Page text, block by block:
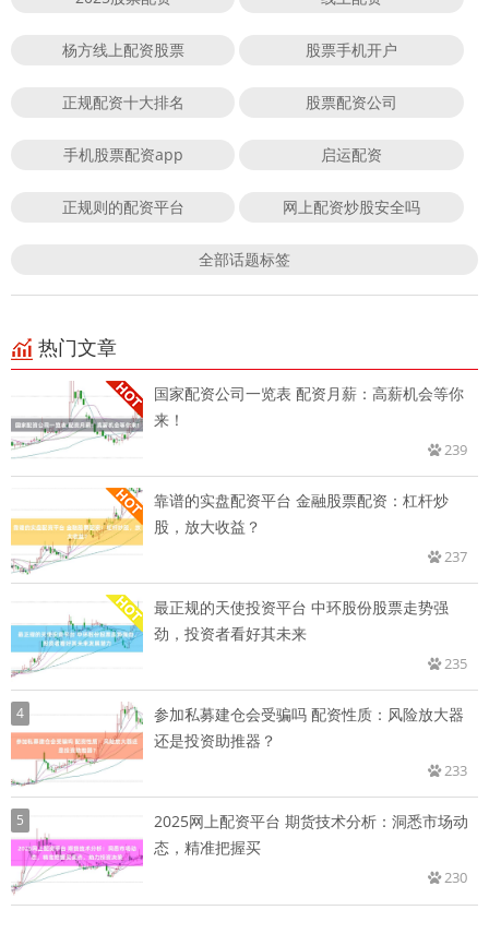
杨方线上配资股票 股票手机开户
正规配资十大排名 股票配资公司
手机股票配资app 启运配资
正规则的配资平台 网上配资炒股安全吗
全部话题标签
热门文章
国家配资公司一览表 配资月薪：高薪机会等你
来！
239
靠谱的实盘配资平台 金融股票配资：杠杆炒
股，放大收益？
237
最正规的天使投资平台 中环股份股票走势强
劲，投资者看好其未来
235
4
参加私募建仓会受骗吗 配资性质：风险放大器
还是投资助推器？
233
5
2025网上配资平台 期货技术分析：洞悉市场动
态，精准把握买
230